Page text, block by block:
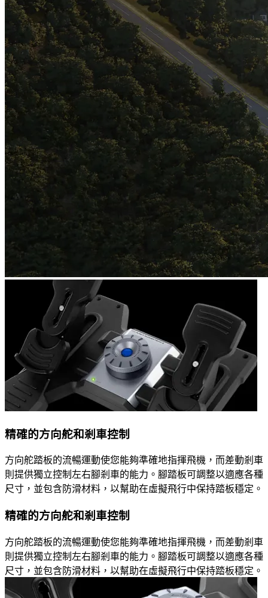
精確的方向舵和剎車控制
方向舵踏板的流暢運動使您能夠準確地指揮飛機，而差動剎車
則提供獨立控制左右腳剎車的能力。腳踏板可調整以適應各種
尺寸，並包含防滑材料，以幫助在虛擬飛行中保持踏板穩定。
精確的方向舵和剎車控制
方向舵踏板的流暢運動使您能夠準確地指揮飛機，而差動剎車
則提供獨立控制左右腳剎車的能力。腳踏板可調整以適應各種
尺寸，並包含防滑材料，以幫助在虛擬飛行中保持踏板穩定。